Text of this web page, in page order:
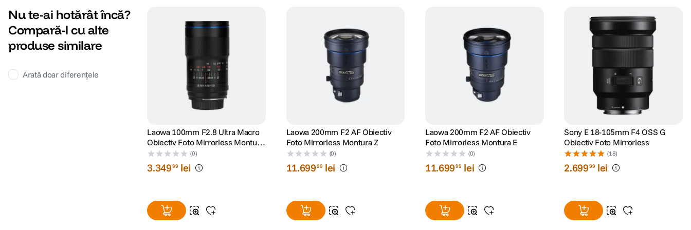
Greutate 1215gr
DETALII PRODUCATOR
Cod producator
Nu te-ai hotărât încă?
Compară-l cu alte
produse similare
Arată doar diferențele
Laowa 100mm F2.8 Ultra Macro
Obiectiv Foto Mirrorless Montura
L
(0)
3.34999 lei
Laowa 200mm F2 AF Obiectiv
Foto Mirrorless Montura Z
(0)
11.69999 lei
Laowa 200mm F2 AF Obiectiv
Foto Mirrorless Montura E
(0)
11.69999 lei
Sony E 18-105mm F4 OSS G
Obiectiv Foto Mirrorless
(18)
2.69999 lei